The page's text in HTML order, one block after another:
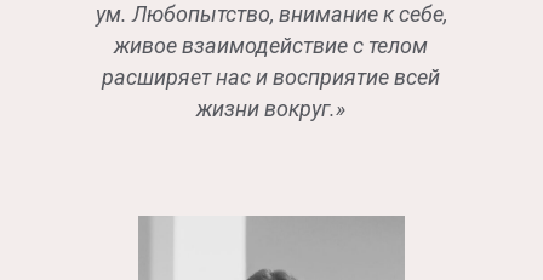
ум. Любопытство, внимание к себе,
живое взаимодействие с телом
расширяет нас и восприятие всей
жизни вокруг.»